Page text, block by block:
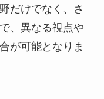
だけでなく、さ
、異なる視点や
が可能となりま